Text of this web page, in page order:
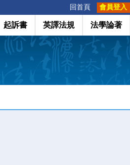
回首頁 會員登入
起訴書 英譯法規 法學論著